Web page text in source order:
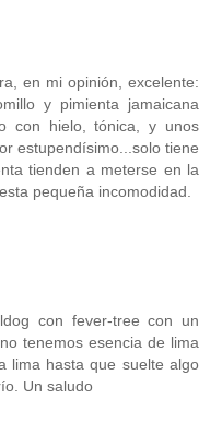
en mi opinión, excelente:
y pimienta jamaicana
con hielo, tónica, y unos
estupendísimo...solo tiene
tienden a meterse en la
pequeña incomodidad.
con fever-tree con un
tenemos esencia de lima
lima hasta que suelte algo
Un saludo